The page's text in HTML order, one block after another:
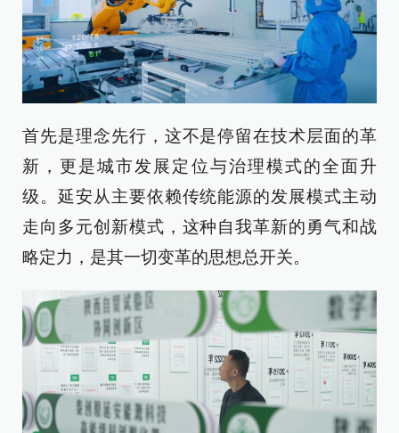
首先是理念先行，这不是停留在技术层面的革
新，更是城市发展定位与治理模式的全面升
级。延安从主要依赖传统能源的发展模式主动
走向多元创新模式，这种自我革新的勇气和战
略定力，是其一切变革的思想总开关。